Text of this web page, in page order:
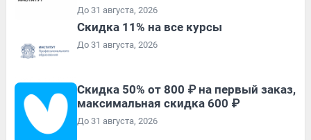
До 31 августа, 2026
Скидка 11% на все курсы
До 31 августа, 2026
Скидка 50% от 800 ₽ на первый заказ,
максимальная скидка 600 ₽
До 31 августа, 2026